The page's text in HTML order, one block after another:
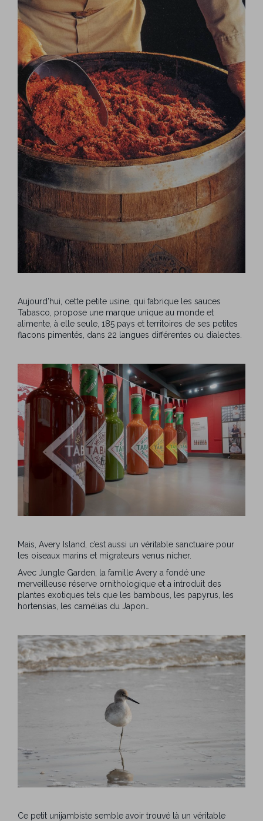
Aujourd’hui, cette petite usine, qui fabrique les sauces
Tabasco, propose une marque unique au monde et
alimente, à elle seule, 185 pays et territoires de ses petites
flacons pimentés, dans 22 langues différentes ou dialectes.
Mais, Avery Island, c’est aussi un véritable sanctuaire pour
les oiseaux marins et migrateurs venus nicher.
Avec Jungle Garden, la famille Avery a fondé une
merveilleuse réserve ornithologique et a introduit des
plantes exotiques tels que les bambous, les papyrus, les
hortensias, les camélias du Japon…
Ce petit unijambiste semble avoir trouvé là un véritable